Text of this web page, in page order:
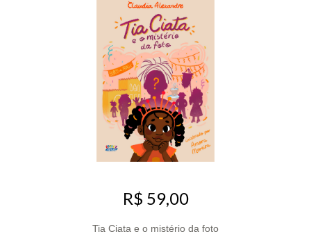
R$ 59,00
Tia Ciata e o mistério da foto